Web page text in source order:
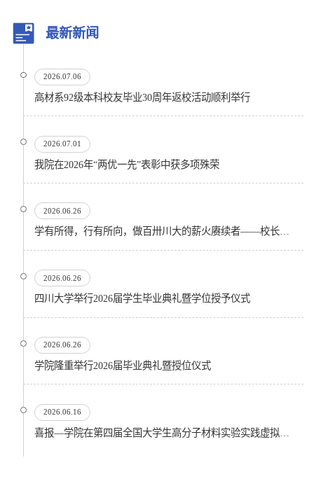
最新新闻
2026.07.06
高材系92级本科校友毕业30周年返校活动顺利举行
2026.07.01
我院在2026年“两优一先”表彰中获多项殊荣
2026.06.26
学有所得，行有所向，做百卅川大的薪火赓续者——校长汪劲松在四川大学2026届学生毕业典礼上的...
2026.06.26
四川大学举行2026届学生毕业典礼暨学位授予仪式
2026.06.26
​学院隆重举行2026届毕业典礼暨授位仪式
2026.06.16